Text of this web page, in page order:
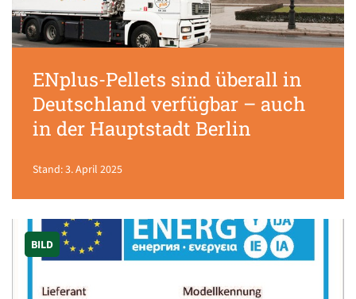
ENplus-Pellets sind überall in
Deutschland verfügbar – auch
in der Hauptstadt Berlin
Stand: 3. April 2025
BILD